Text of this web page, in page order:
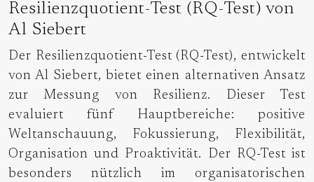
Resilienzquotient-Test (RQ-Test) von
Al Siebert
Der Resilienzquotient-Test (RQ-Test), entwickelt
von Al Siebert, bietet einen alternativen Ansatz
zur Messung von Resilienz. Dieser Test
evaluiert fünf Hauptbereiche: positive
Weltanschauung, Fokussierung, Flexibilität,
Organisation und Proaktivität. Der RQ-Test ist
besonders nützlich im organisatorischen